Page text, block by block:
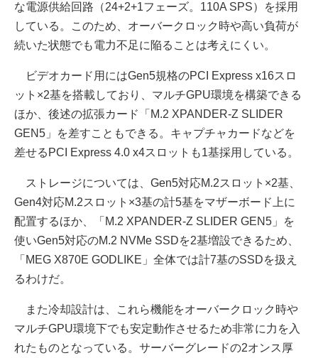
な電源供給回路（24+2+1フェーズ。110A SPS）を採用
している。このため、オーバークロック時や高い負荷が
続いた状態でも電力不足に陥ることは考えにくい。
ビデオカード用にはGen5規格のPCI Express x16スロ
ット×2基を搭載しており、マルチGPU環境を構築できる
ほか、後述の拡張カード「M.2 XPANDER-Z SLIDER
GEN5」を差すこともできる。キャプチャカードなどを
差せるPCI Express 4.0 x4スロットも1基採用している。
ストレージについては、Gen5対応M.2スロット×2基、
Gen4対応M.2スロット×3基の計5基をマザーボード上に
配置するほか、「M.2 XPANDER-Z SLIDER GEN5」を
使いGen5対応のM.2 NVMe SSDを2基増設できるため、
「MEG X870E GODLIKE」全体では計7基のSSDを扱え
るわけだ。
また冷却設計は、これら機能をオーバークロック時や
マルチGPU環境下でも安定動作させるため非常に力を入
れたものとなっている。サーバーグレードの2オンス厚